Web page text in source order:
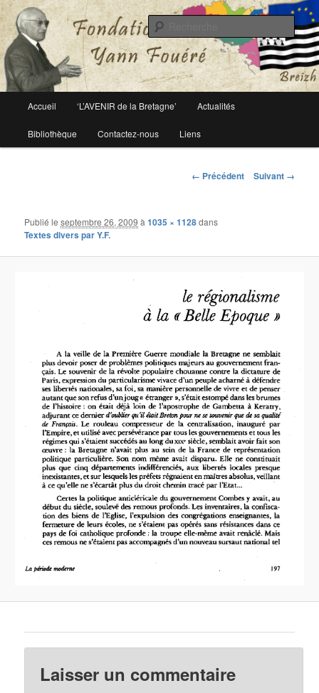
Fondation Yann Fouéré
Le site officiel de la fondation Yann Fouéré
principal
Aller
au
Accueil ‘L’AVENIR de la Bretagne’ Actualités
Bibliothèque Contactez-nous Liens
Navigation
← Précédent Suivant →
Publié leseptembre 26, 2009 à1035 × 1128dans
Textes divers par Y.F.
Laisser un commentaire